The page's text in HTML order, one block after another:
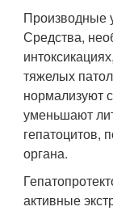
Производные
Средства,
тяжелых
нормализуют
уменьшают
гепатоцитов,
органа.
активные